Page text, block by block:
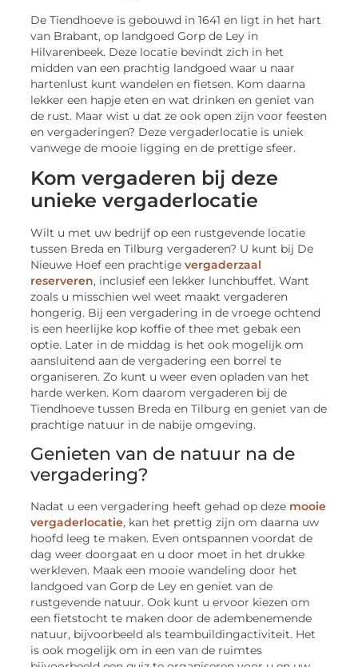
De Tiendhoeve is gebouwd in 1641 en ligt in het hart
van Brabant, op landgoed Gorp de Ley in
Hilvarenbeek. Deze locatie bevindt zich in het
midden van een prachtig landgoed waar u naar
hartenlust kunt wandelen en fietsen. Kom daarna
lekker een hapje eten en wat drinken en geniet van
de rust. Maar wist u dat ze ook open zijn voor feesten
en vergaderingen? Deze vergaderlocatie is uniek
vanwege de mooie ligging en de prettige sfeer.
Kom vergaderen bij deze
unieke vergaderlocatie
Wilt u met uw bedrijf op een rustgevende locatie
tussen Breda en Tilburg vergaderen? U kunt bij De
Nieuwe Hoef een prachtigevergaderzaal
reserveren, inclusief een lekker lunchbuffet. Want
zoals u misschien wel weet maakt vergaderen
hongerig. Bij een vergadering in de vroege ochtend
is een heerlijke kop koffie of thee met gebak een
optie. Later in de middag is het ook mogelijk om
aansluitend aan de vergadering een borrel te
organiseren. Zo kunt u weer even opladen van het
harde werken. Kom daarom vergaderen bij de
Tiendhoeve tussen Breda en Tilburg en geniet van de
prachtige natuur in de nabije omgeving.
Genieten van de natuur na de
vergadering?
Nadat u een vergadering heeft gehad op deze mooie
vergaderlocatie, kan het prettig zijn om daarna uw
hoofd leeg te maken. Even ontspannen voordat de
dag weer doorgaat en u door moet in het drukke
werkleven. Maak een mooie wandeling door het
landgoed van Gorp de Ley en geniet van de
rustgevende natuur. Ook kunt u ervoor kiezen om
een fietstocht te maken door de adembenemende
natuur, bijvoorbeeld als teambuildingactiviteit. Het
is ook mogelijk om in een van de ruimtes